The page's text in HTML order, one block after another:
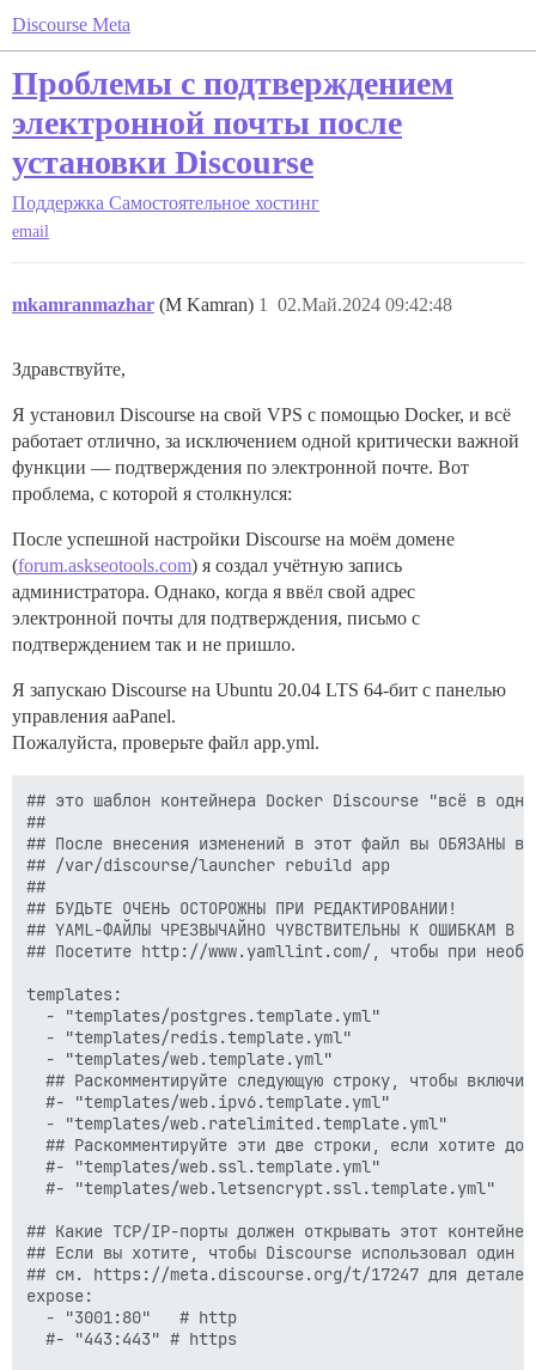
Discourse Meta
Проблемы с подтверждением
электронной почты после
установки Discourse
Поддержка Самостоятельное хостинг
email
mkamranmazhar (M Kamran) 02.Май.2024 09:42:48
1
Здравствуйте,
Я установил Discourse на свой VPS с помощью Docker, и всё
работает отлично, за исключением одной критически важной
функции — подтверждения по электронной почте. Вот
проблема, с которой я столкнулся:
После успешной настройки Discourse на моём домене
(forum.askseotools.com) я создал учётную запись
администратора. Однако, когда я ввёл свой адрес
электронной почты для подтверждения, письмо с
подтверждением так и не пришло.
Я запускаю Discourse на Ubuntu 20.04 LTS 64-бит с панелью
управления aaPanel.
Пожалуйста, проверьте файл app.yml.
## это шаблон контейнера Docker Discourse "всё в
##
## После внесения изменений в этот файл вы ОБЯЗАНЫ
## /var/discourse/launcher rebuild app
##
## БУДЬТЕ ОЧЕНЬ ОСТОРОЖНЫ ПРИ РЕДАКТИРОВАНИИ!
## YAML-ФАЙЛЫ ЧРЕЗВЫЧАЙНО ЧУВСТВИТЕЛЬНЫ К ОШИБКАМ В
## Посетите http://www.yamllint.com/, чтобы при
templates:
  - "templates/postgres.template.yml"
  - "templates/redis.template.yml"
  - "templates/web.template.yml"
## Раскомментируйте следующую строку, чтобы
  #- "templates/web.ipv6.template.yml"
  - "templates/web.ratelimited.template.yml"
## Раскомментируйте эти две строки, если хотите
  #- "templates/web.ssl.template.yml"
  #- "templates/web.letsencrypt.ssl.template.yml"
## Какие TCP/IP-порты должен открывать этот
## Если вы хотите, чтобы Discourse использовал один
## см. https://meta.discourse.org/t/17247 для деталей
expose:
  - "3001:80"   # http
  #- "443:443" # https